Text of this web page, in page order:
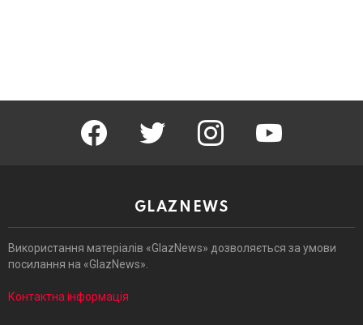
facebook twitter instagram
GLAZNEWS
Використання матеріалів «GlazNews» дозволяється за умови
посилання на «GlazNews».
Контактна інформація